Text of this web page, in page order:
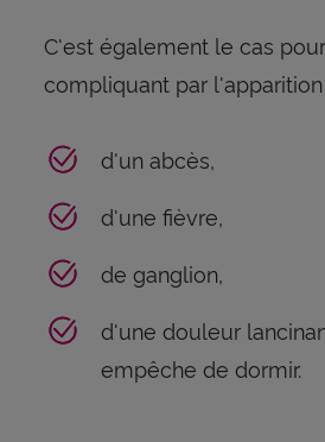
C'est également le cas
compliquant par l'apparition
d'un abcès,
d'une fièvre,
de ganglion,
d'une douleur
empêche de dormir.